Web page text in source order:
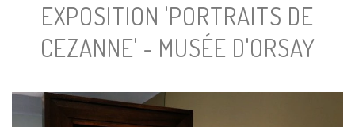
EXPOSITION 'PORTRAITS DE
CEZANNE' - MUSÉE D'ORSAY